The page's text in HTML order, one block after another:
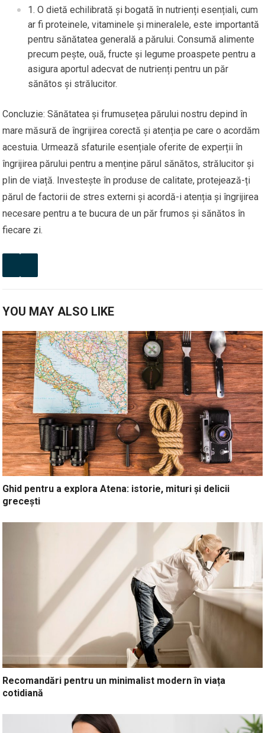
O dietă echilibrată și bogată în nutrienți esențiali, cum
ar fi proteinele, vitaminele și mineralele, este importantă
pentru sănătatea generală a părului. Consumă alimente
precum pește, ouă, fructe și legume proaspete pentru a
asigura aportul adecvat de nutrienți pentru un păr
sănătos și strălucitor.
Concluzie: Sănătatea și frumusețea părului nostru depind în
mare măsură de îngrijirea corectă și atenția pe care o acordăm
acestuia. Urmează sfaturile esențiale oferite de experții în
îngrijirea părului pentru a menține părul sănătos, strălucitor și
plin de viață. Investește în produse de calitate, protejează-ți
părul de factorii de stres externi și acordă-i atenția și îngrijirea
necesare pentru a te bucura de un păr frumos și sănătos în
fiecare zi.
YOU MAY ALSO LIKE
Ghid pentru a explora Atena: istorie, mituri și delicii
grecești
Recomandări pentru un minimalist modern în viața
cotidiană